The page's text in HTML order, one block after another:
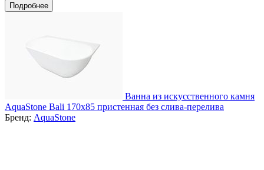
Подробнее
Ванна из искусственного камня
AquaStone Bali 170x85 пристенная без слива-перелива
Бренд: AquaStone